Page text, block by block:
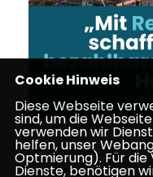
26.02.2025
Cookie Hinweis
Diese Webseite
sind, um die
verwenden wir
helfen, unser
Optmierung). Für
Dienste, benötigen